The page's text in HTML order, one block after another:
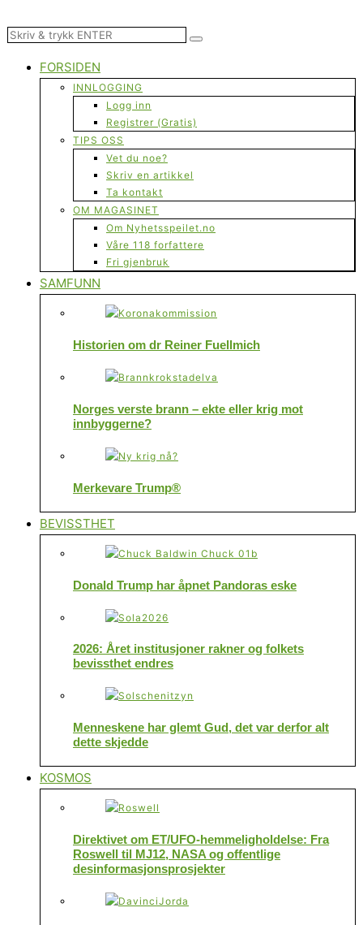
FORSIDEN
INNLOGGING
Logg inn
Registrer (Gratis)
TIPS OSS
Vet du noe?
Skriv en artikkel
Ta kontakt
OM MAGASINET
Om Nyhetsspeilet.no
Våre 118 forfattere
Fri gjenbruk
SAMFUNN
Historien om dr Reiner Fuellmich
Norges verste brann – ekte eller krig mot
innbyggerne?
Merkevare Trump®
BEVISSTHET
Donald Trump har åpnet Pandoras eske
2026: Året institusjoner rakner og folkets
bevissthet endres
Menneskene har glemt Gud, det var derfor alt
dette skjedde
KOSMOS
Direktivet om ET/UFO-hemmeligholdelse: Fra
Roswell til MJ12, NASA og offentlige
desinformasjonsprosjekter